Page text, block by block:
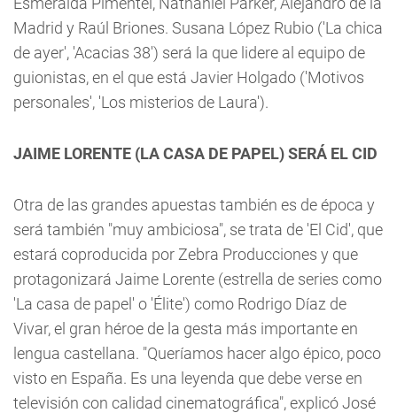
Madrid y Raúl Briones. Susana López Rubio ('La chica
de ayer', 'Acacias 38') será la que lidere al equipo de
guionistas, en el que está Javier Holgado ('Motivos
personales', 'Los misterios de Laura').
JAIME LORENTE (LA CASA DE PAPEL) SERÁ EL CID
Otra de las grandes apuestas también es de época y
será también "muy ambiciosa", se trata de 'El Cid', que
estará coproducida por Zebra Producciones y que
protagonizará Jaime Lorente (estrella de series como
'La casa de papel' o 'Élite') como Rodrigo Díaz de
Vivar, el gran héroe de la gesta más importante en
lengua castellana. "Queríamos hacer algo épico, poco
visto en España. Es una leyenda que debe verse en
televisión con calidad cinematográfica", explicó José